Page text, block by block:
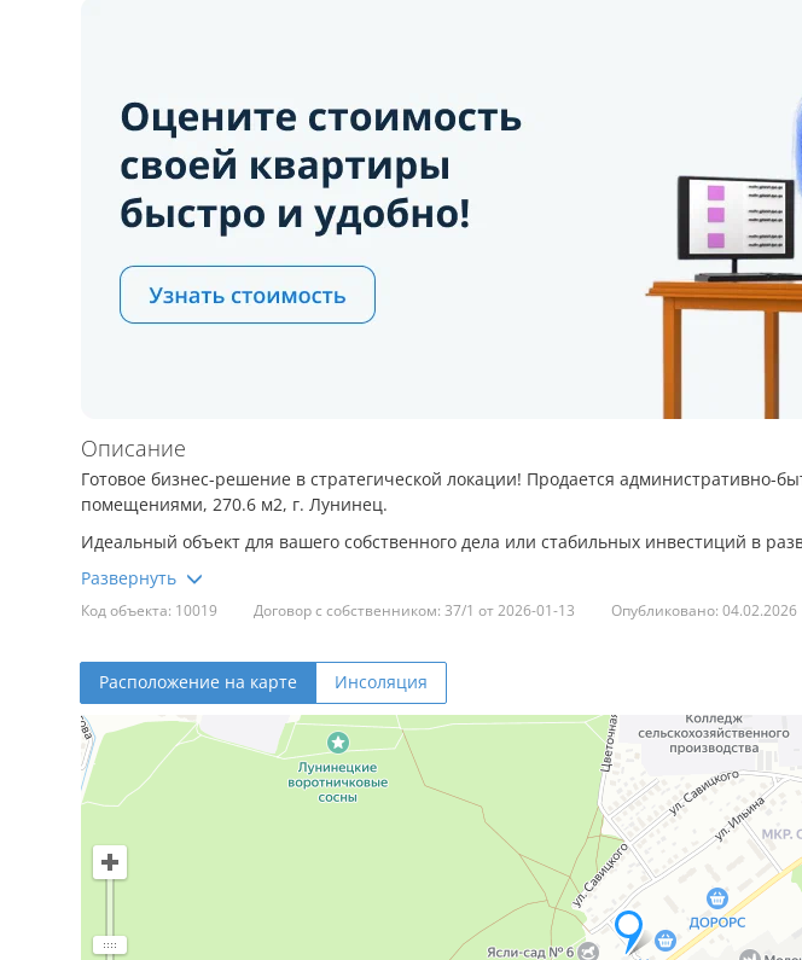
Описание
Готовое бизнес-решение в стратегической локации! Продается административно-
помещениями, 270.6 м2, г. Лунинец.
Идеальный объект для вашего собственного дела или стабильных инвестиций в
Ключевые преимущества объекта:
доступность рабочей силы и растущий потенциал для бизнеса.
· Универсальность и готовность: Здание полностью приспособлено для
бытовых помещений для персонала, мастерских, склада или производства. Высокие
освещение.
· Все основные коммуникации: Подведены электричество, водоснабжение,
· Собственный земельный участок: Здание располагается на отдельном участке,
организации парковки, подъезда для грузового транспорта и потенциального
Идеально подходит для:
Код объекта: 10019 Договор с собственником: 37/1 от 2026-01-13 Опубликовано: 04.02.2026
Расположение на карте Инсоляция